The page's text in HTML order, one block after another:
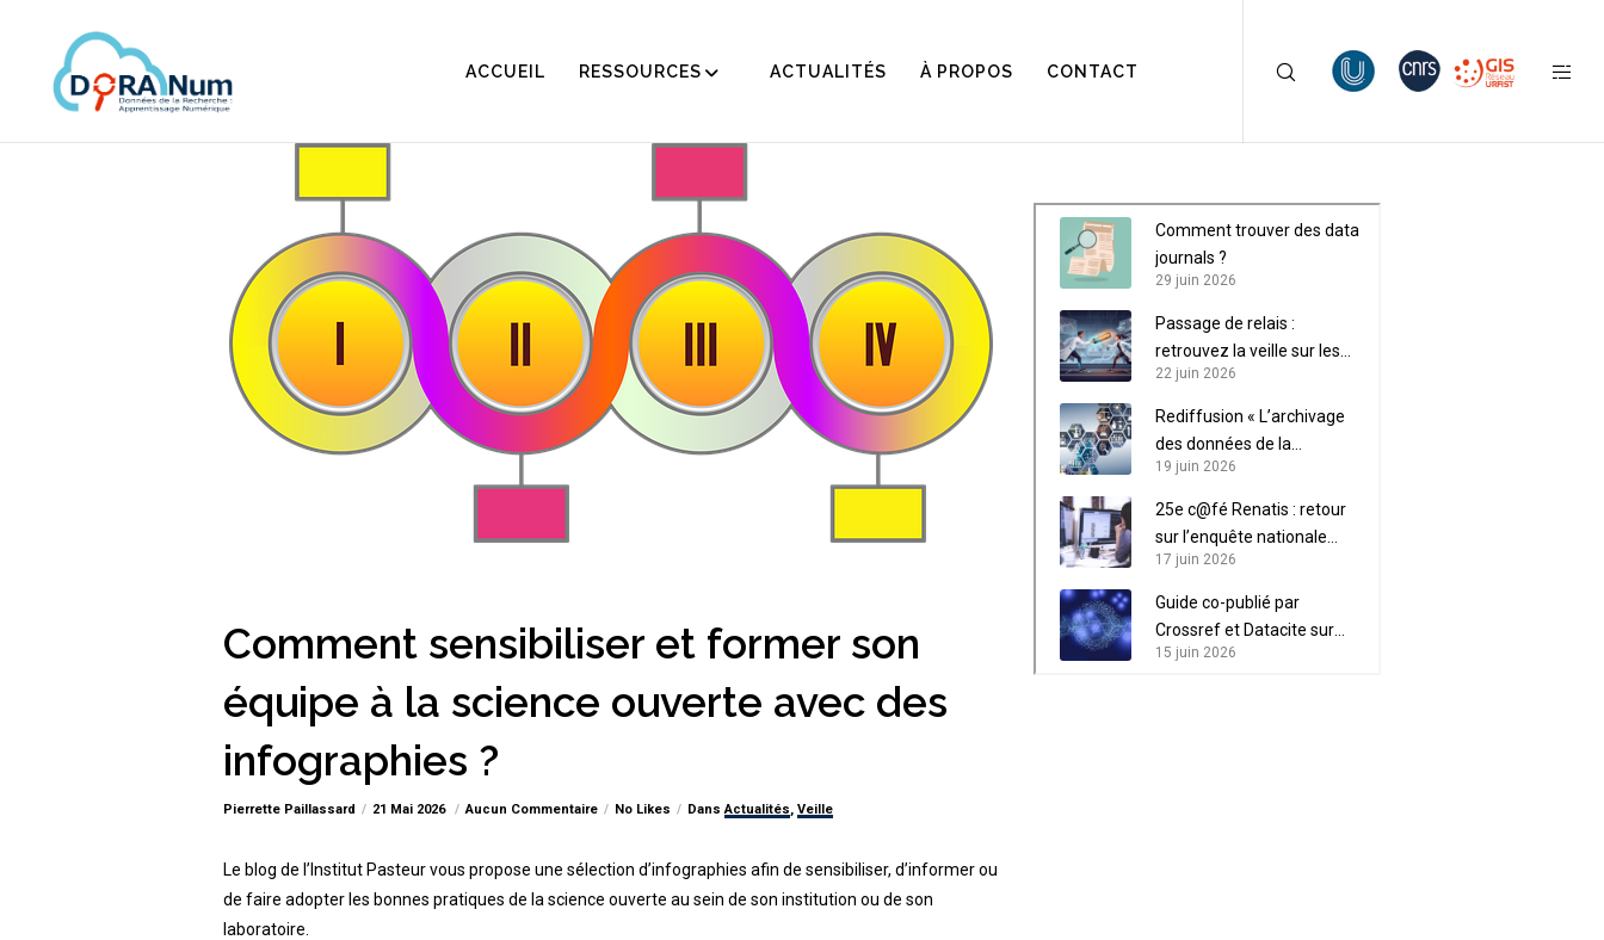
ACCUEIL RESSOURCES ACTUALITÉS À PROPOS CONTACT
Comment sensibiliser et former son
équipe à la science ouverte avec des
infographies ?
Pierrette Paillassard 21 Mai 2026 Aucun Commentaire No Likes DansActualités, Veille
Le blog de l’Institut Pasteur vous propose une sélection d’infographies afin de sensibiliser, d’informer ou
de faire adopter les bonnes pratiques de la science ouverte au sein de son institution ou de son
laboratoire.
Comment trouver des data
journals ?
29 juin 2026
Passage de relais :
retrouvez la veille sur les
données de recherche sur
LaLIST
22 juin 2026
Rediffusion « L’archivage
des données de la
recherche »
19 juin 2026
25e c@fé Renatis : retour
sur l’enquête nationale
“Acteurs de l’IST”
17 juin 2026
Guide co-publié par
Crossref et Datacite sur
l’intérêt des métadonnées
15 juin 2026